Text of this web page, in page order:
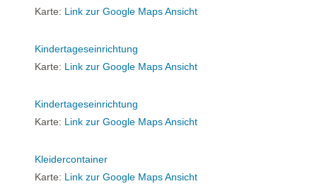
Karte: Link zur Google Maps Ansicht
Kindertageseinrichtung
Karte: Link zur Google Maps Ansicht
Kindertageseinrichtung
Karte: Link zur Google Maps Ansicht
Kleidercontainer
Karte: Link zur Google Maps Ansicht